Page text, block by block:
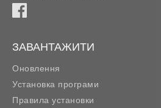
ЗАВАНТАЖИТИ
Оновлення
Установка програми
Правила установки